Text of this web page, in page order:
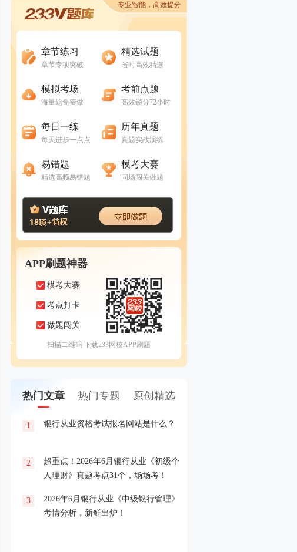
专业智能，高效提分
章节练习
章节专项突破
精选试题
省时高效精选
模拟考场
海量题免费做
考前点题
高效锁分72小时
每日一练
每天进步一点点
历年真题
真题实战演练
易错题
精选高频易错题
模考大赛
同场闯关做题
APP刷题神器
模考大赛
考点打卡
做题闯关
扫描二维码 下载233网校APP刷题
热门文章 热门专题 原创精选
1 银行从业资格考试报名网站是什么？
2
超重点！2026年6月银行从业《初级个
人理财》真题考点31个，场场考！
3
2026年6月银行从业《中级银行管理》
考情分析，新鲜出炉！